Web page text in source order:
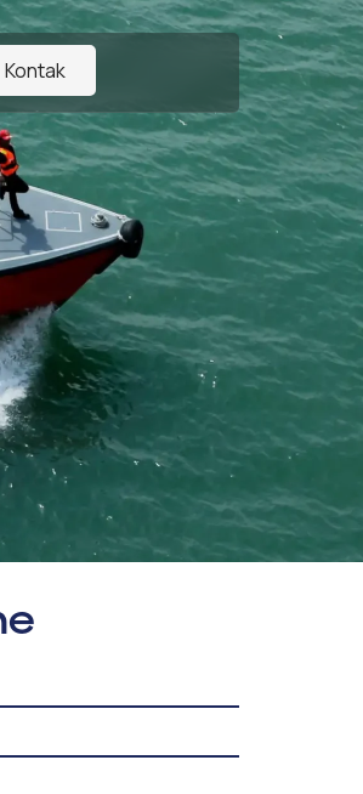
Kontak